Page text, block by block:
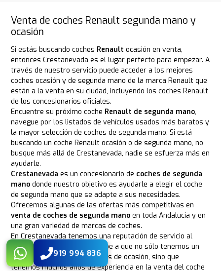
Venta de coches Renault segunda mano y
ocasión
Si estás buscando coches Renault ocasión en venta,
entonces Crestanevada es el lugar perfecto para empezar. A
través de nuestro servicio puede acceder a los mejores
coches ocasión y de segunda mano de la marca Renault que
están a la venta en su ciudad, incluyendo los coches Renault
de los concesionarios oficiales.
Encuentre su próximo coche Renault de segunda mano,
navegue por los listados de vehículos usados más baratos y
la mayor selección de coches de segunda mano. Si está
buscando un coche Renault ocasión o de segunda mano, no
busque más allá de Crestanevada, nadie se esfuerza más en
ayudarle.
Crestanevada es un concesionario de coches de segunda
mano donde nuestro objetivo es ayudarle a elegir el coche
de segunda mano que se adapte a sus necesidades.
Ofrecemos algunas de las ofertas más competitivas en
venta de coches de segunda mano en toda Andalucía y en
una gran variedad de marcas de coches.
En Crestanevada tenemos una reputación de servicio al
cliente de calidad. Esto se debe a que no sólo tenemos un
amplio conocimiento en coches de ocasión, sino que
tenemos muchos años de experiencia en la venta del coche
919 994 836